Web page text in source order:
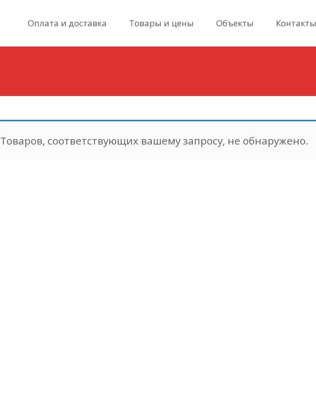
content
Оплата и доставка Товары и цены Объекты Контакты
Товаров, соответствующих вашему запросу, не обнаружено.